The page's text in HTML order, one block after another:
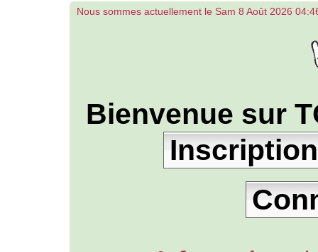
Nous sommes actuellement le Sam 8 Août 2026
Bienvenue sur
Inscription